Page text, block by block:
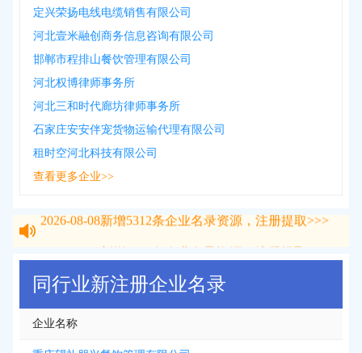
定兴荣扬电线电缆销售有限公司
河北壹米融创商务信息咨询有限公司
邯郸市程排山餐饮管理有限公司
河北权博律师事务所
河北三和时代廊坊律师事务所
石家庄安安伴宠货物运输代理有限公司
租时空河北科技有限公司
查看更多企业>>
2026-08-08新增5312 条企业名录资源，注册提取>>>
新增 条企业名录资源，注册提取>>>
同行业新注册企业名录
企业名称